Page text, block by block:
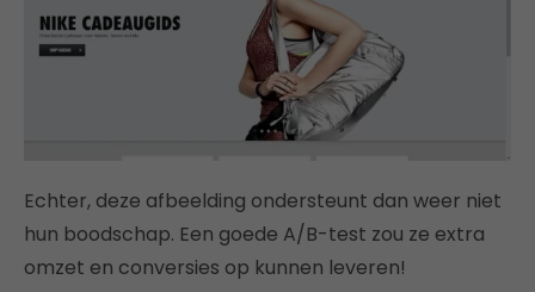
Echter, deze afbeelding ondersteunt dan weer niet
hun boodschap. Een goede A/B-test zou ze extra
omzet en conversies op kunnen leveren!